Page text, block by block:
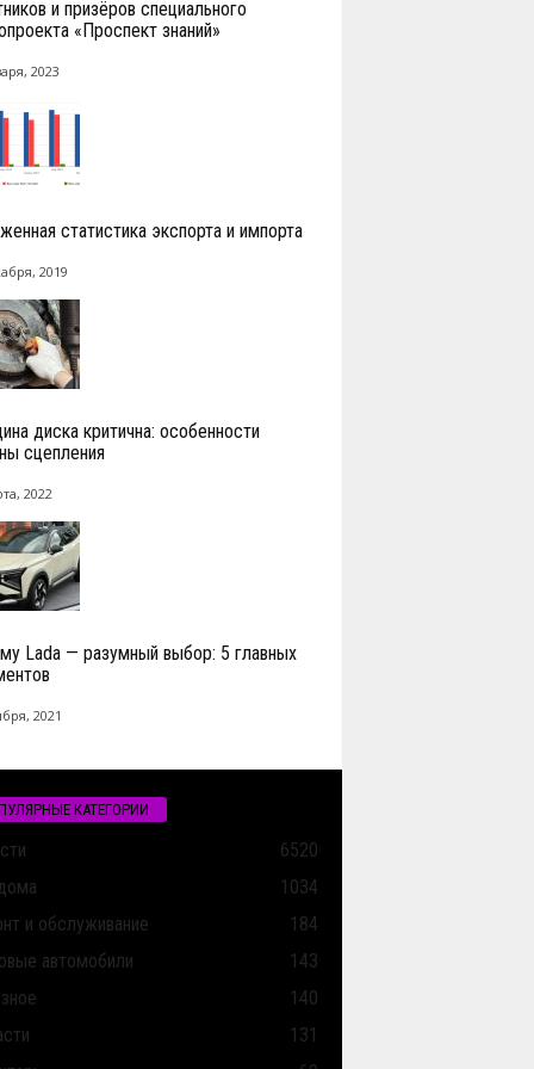
и призёров специального
«Проспект знаний»
2023
статистика экспорта и импорта
2019
диска критична: особенности
сцепления
2022
Lada — разумный выбор: 5 главных
2021
КАТЕГОРИИ
6520
1034
и обслуживание
184
автомобили
143
140
131